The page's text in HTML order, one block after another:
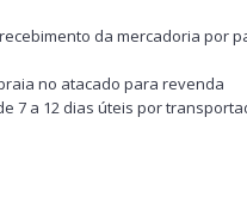
da mercadoria por
no atacado para revenda
7 a 12 dias úteis por